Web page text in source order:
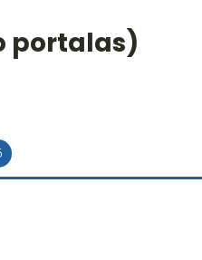
portalas)